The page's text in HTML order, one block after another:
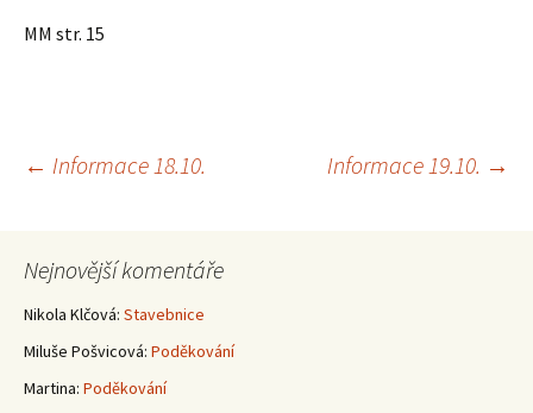
MM str. 15
Navigace
pro
příspěvky
← Informace 18.10. Informace 19.10. →
Nejnovější komentáře
Nikola Klčová: Stavebnice
Miluše Pošvicová: Poděkování
Martina: Poděkování